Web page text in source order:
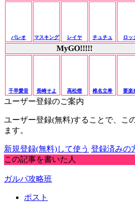
パレオ マスキング レイヤ チュチュ ロッ
MyGO!!!!!
千早愛音 長崎そよ 高松燈 椎名立希 要楽
ユーザー登録のご案内
ユーザー登録(無料)することで、こ
ます。
新規登録(無料)して使う 登録済みの
この記事を書いた人
ガルパ攻略班
ポスト